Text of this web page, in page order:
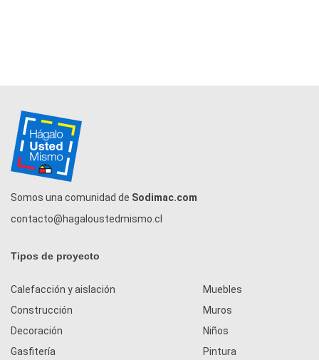
Somos una comunidad de Sodimac.com
contacto@hagaloustedmismo.cl
Tipos de proyecto
Calefacción y aislación
Construcción
Decoración
Gasfitería
Muebles
Muros
Niños
Pintura